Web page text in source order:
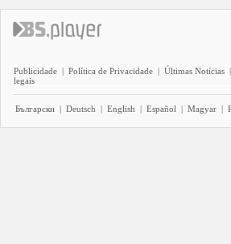
Publicidade | Política de Privacidade | Últimas Notícias |
legais
Български | Deutsch | English | Español | Magyar |